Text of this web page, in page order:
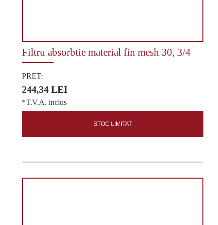
Filtru absorbtie material fin mesh 30, 3/4
PRET:
244,34 LEI
*T.V.A. inclus
STOC LIMITAT